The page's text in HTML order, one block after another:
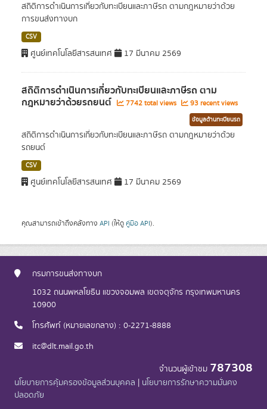
สถิติการดำเนินการเกี่ยวกับทะเบียนและภาษีรถ ตามกฎหมายว่าด้วย
การขนส่งทางบก
CSV
ศูนย์เทคโนโลยีสารสนเทศ 17 มีนาคม 2569
สถิติการดำเนินการเกี่ยวกับทะเบียนและภาษีรถ ตาม
กฎหมายว่าด้วยรถยนต์ 7742 total views 93 recent views
ข้อมูลด้านทะเบียนรถ
สถิติการดำเนินการเกี่ยวกับทะเบียนและภาษีรถ ตามกฎหมายว่าด้วย
รถยนต์
CSV
ศูนย์เทคโนโลยีสารสนเทศ 17 มีนาคม 2569
คุณสามารถเข้าถึงคลังทาง API (ให้ดู คู่มือ API).
กรมการขนส่งทางบก
1032 ถนนพหลโยธิน แขวงจอมพล เขตจตุจักร กรุงเทพมหานคร
10900
โทรศัพท์ (หมายเลขกลาง) : 0-2271-8888
itc@dlt.mail.go.th
จำนวนผู้เข้าชม 787308
นโยบายการคุ้มครองข้อมูลส่วนบุคคล | นโยบายการรักษาความมั่นคง
ปลอดภัย